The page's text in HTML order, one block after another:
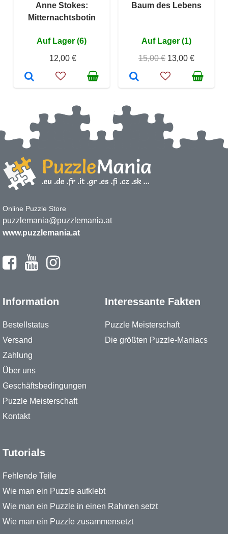
Anne Stokes:
Mitternachtsbotin
Auf Lager (6)
12,00 €
Baum des Lebens
Auf Lager (1)
15,00 € 13,00 €
Online Puzzle Store
puzzlemania@puzzlemania.at
www.puzzlemania.at
Information
Bestellstatus
Versand
Zahlung
Über uns
Geschäftsbedingungen
Puzzle Meisterschaft
Kontakt
Interessante Fakten
Puzzle Meisterschaft
Die größten Puzzle-Maniacs
Tutorials
Fehlende Teile
Wie man ein Puzzle aufklebt
Wie man ein Puzzle in einen Rahmen setzt
Wie man ein Puzzle zusammensetzt